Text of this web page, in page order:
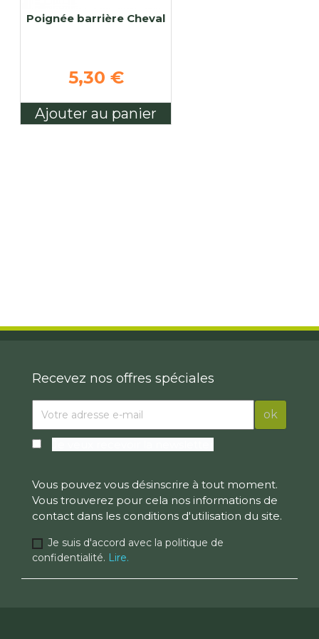
Poignée barrière Cheval
5,30 €
Ajouter au panier
Recevez nos offres spéciales
Vous pouvez vous désinscrire à tout moment.
Vous trouverez pour cela nos informations de
contact dans les conditions d'utilisation du site.
Je suis d'accord avec la politique de
confidentialité. Lire.